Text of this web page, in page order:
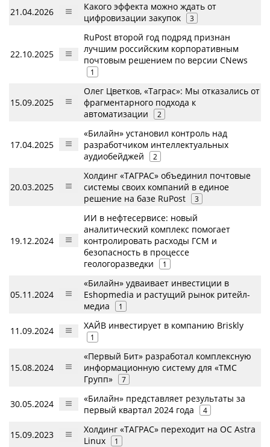
21.04.2026
Какого эффекта можно ждать от
цифровизации закупок
3
22.10.2025
RuPost второй год подряд признан
лучшим российским корпоративным
почтовым решением по версии CNews
1
15.09.2025
Олег Цветков, «Таграс»: Мы отказались от
фрагментарного подхода к
автоматизации
2
17.04.2025
«Билайн» установил контроль над
разработчиком интеллектуальных
аудиобейджей
2
20.03.2025
Холдинг «ТАГРАС» объединил почтовые
системы своих компаний в единое
решение на базе RuPost
3
19.12.2024
ИИ в нефтесервисе: новый
аналитический комплекс помогает
контролировать расходы ГСМ и
безопасность в процессе
геологоразведки
1
05.11.2024
«Билайн» удваивает инвестиции в
Eshopmedia и растущий рынок ритейл-
медиа
1
11.09.2024 ХАЙВ инвестирует в компанию Briskly
1
15.08.2024
«Первый Бит» разработал комплексную
информационную систему для «ТМС
Групп»
7
30.05.2024
«Билайн» представляет результаты за
первый квартал 2024 года
4
15.09.2023
Холдинг «ТАГРАС» переходит на ОС Astra
Linux
1